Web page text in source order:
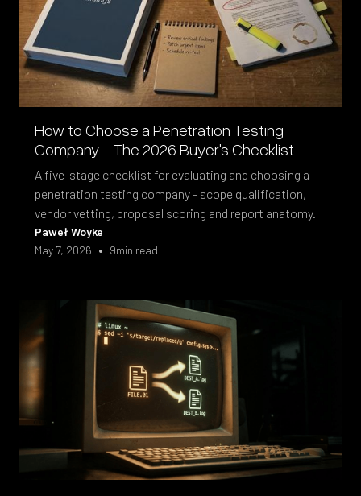
How to Choose a Penetration Testing
Company - The 2026 Buyer's Checklist
A five-stage checklist for evaluating and choosing a
penetration testing company - scope qualification,
vendor vetting, proposal scoring and report anatomy.
Paweł Woyke
May 7, 2026 • 9min read